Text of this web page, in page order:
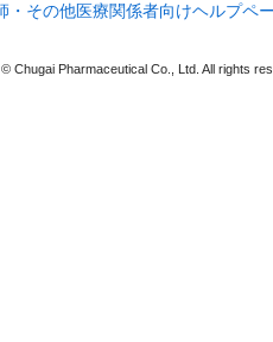
・その他医療関係者向けヘルプペ
Chugai Pharmaceutical Co., Ltd. All rights